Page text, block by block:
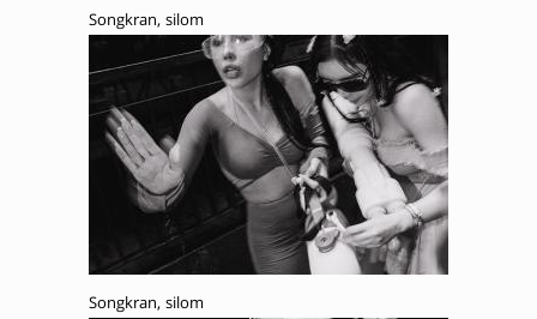
Songkran, silom
Songkran, silom